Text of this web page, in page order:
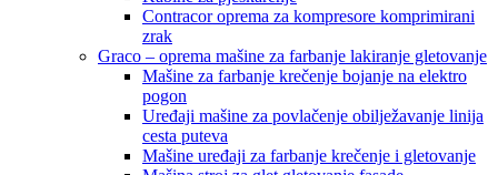
Contracor oprema za kompresore komprimirani
zrak
Graco – oprema mašine za farbanje lakiranje gletovanje
Mašine za farbanje krečenje bojanje na elektro
pogon
Uređaji mašine za povlačenje obilježavanje linija
cesta puteva
Mašine uređaji za farbanje krečenje i gletovanje